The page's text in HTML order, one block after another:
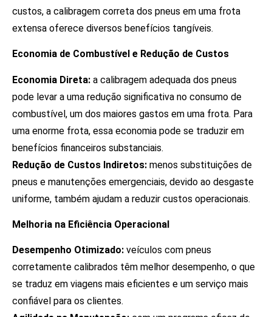
custos, a calibragem correta dos pneus em uma frota
extensa oferece diversos benefícios tangíveis.
Economia de Combustível e Redução de Custos
Economia Direta: a calibragem adequada dos pneus
pode levar a uma redução significativa no consumo de
combustível, um dos maiores gastos em uma frota. Para
uma enorme frota, essa economia pode se traduzir em
benefícios financeiros substanciais.
Redução de Custos Indiretos: menos substituições de
pneus e manutenções emergenciais, devido ao desgaste
uniforme, também ajudam a reduzir custos operacionais.
Melhoria na Eficiência Operacional
Desempenho Otimizado: veículos com pneus
corretamente calibrados têm melhor desempenho, o que
se traduz em viagens mais eficientes e um serviço mais
confiável para os clientes.